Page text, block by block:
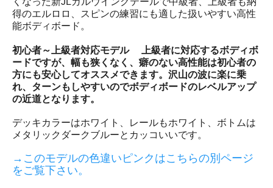
得のエルロロ、スピンの練習にも適した扱いやすい高性
能ボディボード。
初心者～上級者対応モデル 上級者に対応するボディボ
ードですが、幅も狭くなく、癖のない高性能は初心者の
方にも安心してオススメできます。沢山の波に楽に乗
れ、ターンもしやすいのでボディボードのレベルアップ
の近道となります。
デッキカラーはホワイト、レールもホワイト、ボトムは
メタリックダークブルーとカッコいいです。
→このモデルの色違いピンクはこちらの別ページ
をご覧下さい。